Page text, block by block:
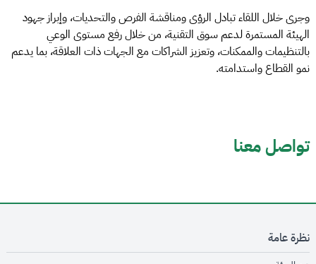
وجرى خلال اللقاء تبادل الرؤى ومناقشة الفرص والتحديات، وإبراز جهود
الهيئة المستمرة لدعم سوق التقنية، من خلال رفع مستوى الوعي
بالتنظيمات والممكنات، وتعزيز الشراكات مع الجهات ذات العلاقة، بما يدعم
نمو القطاع واستدامته.
تواصل معنا
نظرة عامة